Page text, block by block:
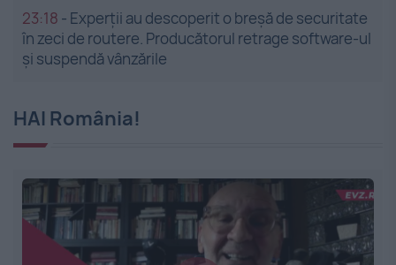
23:18 - Experții au descoperit o breșă de securitate
în zeci de routere. Producătorul retrage software-ul
și suspendă vânzările
HAI România!